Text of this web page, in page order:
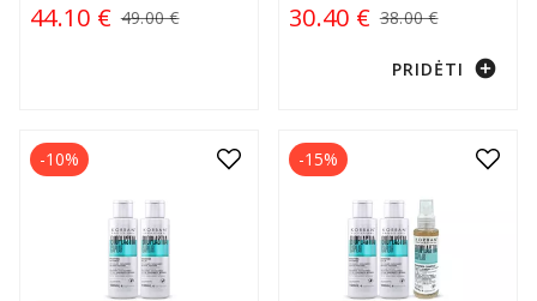
44.10 € 49.00 € 30.40 € 38.00 €
PRIDĖTI add_circle
-10% -15%